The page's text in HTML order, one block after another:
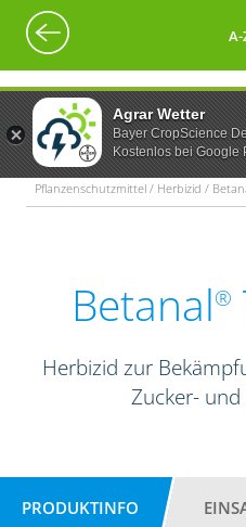
Agrar Wetter
Bayer CropScience
Kostenlos bei Google
A-
Pflanzenschutzmittel / Herbizid /
Betanal®
Herbizid zur
Zucker-
PRODUKTINFO